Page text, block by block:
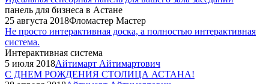
панель для бизнеса в Астане
25 августа 2018Фломастер Мастер
Не просто интерактивная доска, а полностью интерактивная
система.
Интерактивная система
5 июля 2018Айтимарт Айтимартович
С ДНЕМ РОЖДЕНИЯ СТОЛИЦА АСТАНА!